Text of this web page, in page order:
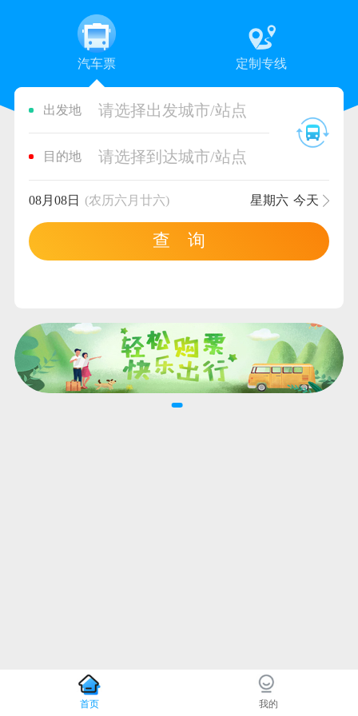
汽车票 定制专线
出发地 请选择出发城市/站点
目的地 请选择到达城市/站点
08月08日 (农历六月廿六) 星期六 今天
查 询
首页 我的